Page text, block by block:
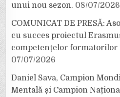
unui nou sezon. 08/07/2026
COMUNICAT DE PRESĂ:
cu succes proiectul
competențelor
07/07/2026
Daniel Sava, Campion
Mentală și Campion